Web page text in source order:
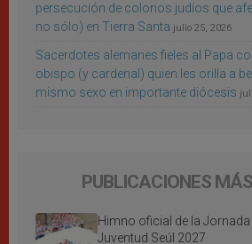
persecución de colonos judíos que
no sólo) en Tierra Santa julio 25, 2026
Sacerdotes alemanes fieles al Papa
obispo (y cardenal) quien les orilla a
mismo sexo en importante diócesis
PUBLICACIONES
Himno oficial de la Jornada
Juventud Seúl 2027